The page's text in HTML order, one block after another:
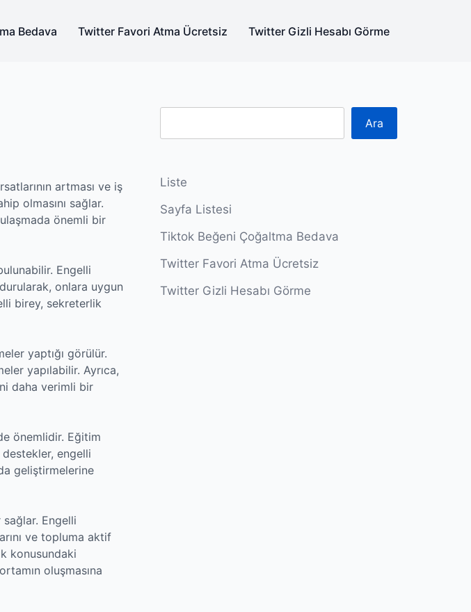
Bedava Twitter Favori Atma Ücretsiz Twitter Gizli Hesabı Görme
artması ve iş
olmasını sağlar.
önemli bir
Engelli
onlara uygun
birey, sekreterlik
yaptığı görülür.
yapılabilir. Ayrıca,
daha verimli bir
önemlidir. Eğitim
engelli
geliştirmelerine
sağlar. Engelli
ve topluma aktif
konusundaki
oluşmasına
Ara
Liste
Sayfa Listesi
Tiktok Beğeni Çoğaltma Bedava
Twitter Favori Atma Ücretsiz
Twitter Gizli Hesabı Görme